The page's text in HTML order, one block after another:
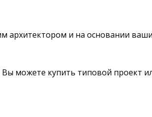
архитектором и на основании
можете купить типовой проект